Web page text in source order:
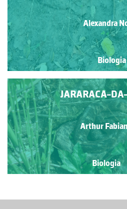
Alexandra
Biologia
JARARACA-
Arthur
Biologia